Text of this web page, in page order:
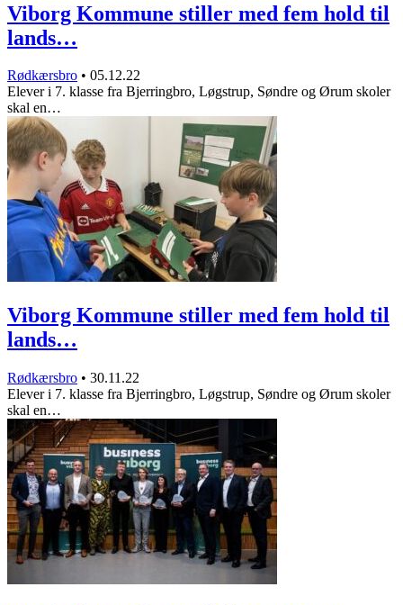
Viborg Kommune stiller med fem hold til
lands…
Rødkærsbro • 05.12.22
Elever i 7. klasse fra Bjerringbro, Løgstrup, Søndre og Ørum skoler
skal en…
Viborg Kommune stiller med fem hold til
lands…
Rødkærsbro • 30.11.22
Elever i 7. klasse fra Bjerringbro, Løgstrup, Søndre og Ørum skoler
skal en…